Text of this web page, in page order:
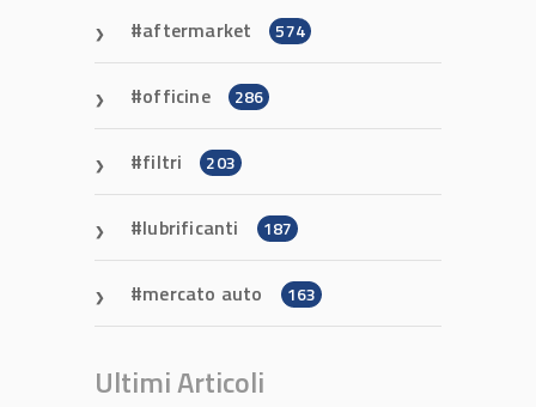
aftermarket 574
officine 286
filtri 203
lubrificanti 187
mercato auto 163
Ultimi Articoli